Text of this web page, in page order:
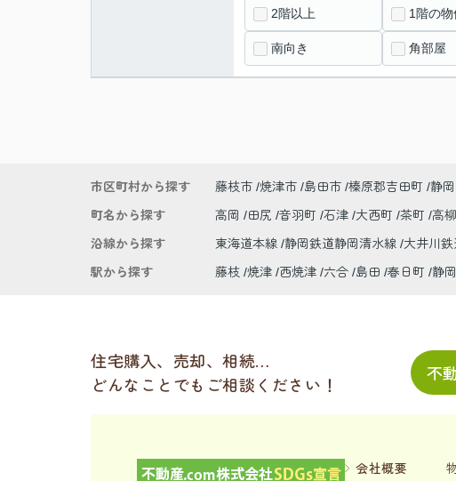
2階以上 1階の物
南向き 角部屋
市区町村から探す 藤枝市 焼津市 島田市 榛原郡吉田町 静
町名から探す
高岡 田尻 音羽町 石津 大西町 茶町 高柳
沿線から探す
東海道本線 静岡鉄道静岡清水線 大井川
駅から探す
藤枝 焼津 西焼津 六合 島田 春日町 静岡
住宅購入、売却、相続…
どんなことでもご相談ください！
不
会社概要